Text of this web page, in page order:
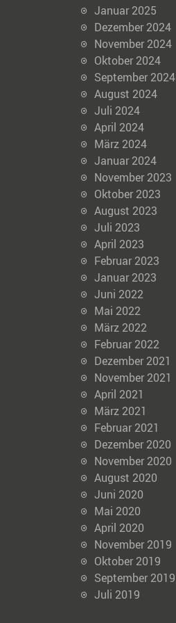
n
n
A
k
e
n
Januar 2025
Dezember 2024
November 2024
Oktober 2024
September 2024
August 2024
Juli 2024
April 2024
März 2024
Januar 2024
November 2023
Oktober 2023
August 2023
Juli 2023
April 2023
Februar 2023
Januar 2023
Juni 2022
Mai 2022
März 2022
Februar 2022
Dezember 2021
November 2021
April 2021
März 2021
Februar 2021
Dezember 2020
November 2020
August 2020
Juni 2020
Mai 2020
April 2020
November 2019
Oktober 2019
September 2019
Juli 2019